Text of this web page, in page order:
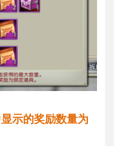
示的奖励数量为